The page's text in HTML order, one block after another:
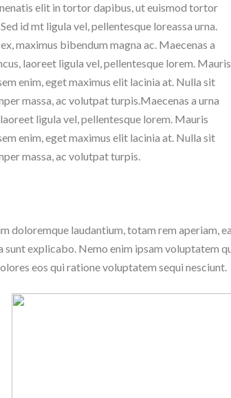
elit in tortor dapibus, ut euismod tortor
id mt ligula vel, pellentesque loreassa urna.
maximus bibendum magna ac. Maecenas a
laoreet ligula vel, pellentesque lorem. Mauris
enim, eget maximus elit lacinia at. Nulla sit
massa, ac volutpat turpis.Maecenas a urna
ligula vel, pellentesque lorem. Mauris
enim, eget maximus elit lacinia at. Nulla sit
massa, ac volutpat turpis.
doloremque laudantium, totam rem aperiam,
explicabo. Nemo enim ipsam voluptatem
eos qui ratione voluptatem sequi nesciunt.